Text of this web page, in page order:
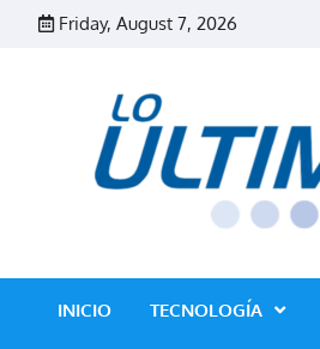
Friday, August 7, 2026
INICIO TECNOLOGÍA